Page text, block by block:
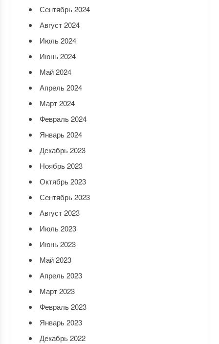
Сентябрь 2024
Август 2024
Июль 2024
Июнь 2024
Май 2024
Апрель 2024
Март 2024
Февраль 2024
Январь 2024
Декабрь 2023
Ноябрь 2023
Октябрь 2023
Сентябрь 2023
Август 2023
Июль 2023
Июнь 2023
Май 2023
Апрель 2023
Март 2023
Февраль 2023
Январь 2023
Декабрь 2022